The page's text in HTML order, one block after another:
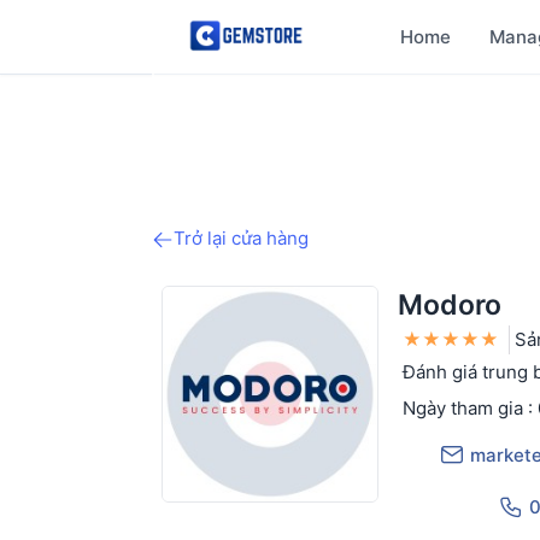
Home
Trở lại cửa hàng
Modoro
★★★★★
Đánh giá trung
Ngày tham gia